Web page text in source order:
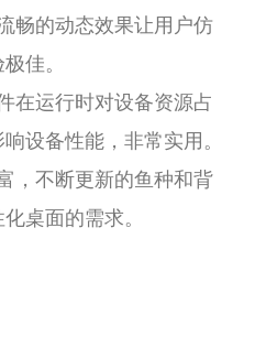
畅的动态效果让用户仿
佳。
在运行时对设备资源占
设备性能，非常实用。
，不断更新的鱼种和背
桌面的需求。